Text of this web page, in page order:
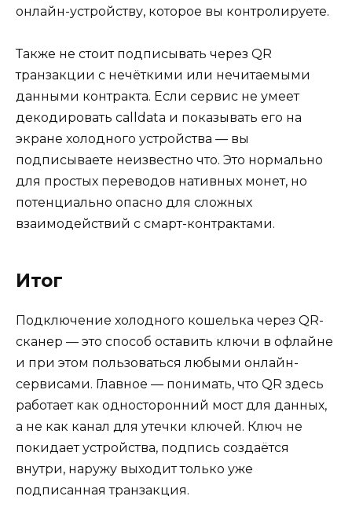
онлайн-устройству, которое вы контролируете.
Также не стоит подписывать через QR
транзакции с нечёткими или нечитаемыми
данными контракта. Если сервис не умеет
декодировать calldata и показывать его на
экране холодного устройства — вы
подписываете неизвестно что. Это нормально
для простых переводов нативных монет, но
потенциально опасно для сложных
взаимодействий с смарт-контрактами.
Итог
Подключение холодного кошелька через QR-
сканер — это способ оставить ключи в офлайне
и при этом пользоваться любыми онлайн-
сервисами. Главное — понимать, что QR здесь
работает как односторонний мост для данных,
а не как канал для утечки ключей. Ключ не
покидает устройства, подпись создаётся
внутри, наружу выходит только уже
подписанная транзакция.